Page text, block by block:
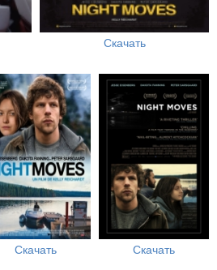
Скачать
Скачать Скачать